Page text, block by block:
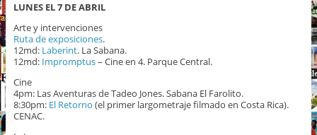
LUNES EL 7 DE ABRIL
Arte y intervenciones
Ruta de exposiciones.
12md: Laberint. La Sabana.
12md: Impromptus– Cine en 4. Parque Central.
Cine
4pm: Las Aventuras de Tadeo Jones. Sabana El Farolito.
8:30pm: El Retorno (el primer largometraje filmado en Costa Rica).
CENAC.